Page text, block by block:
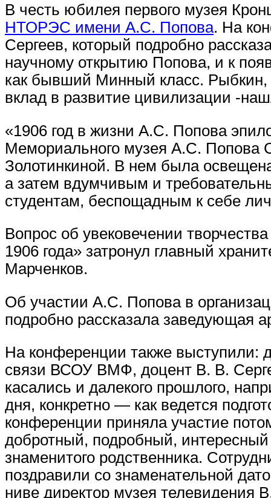
В честь юбилея первого музея
НТОРЭС имени А.С. Попова. На
Сергеев, который подробно
научному открытию Попова, и к
как бывший Минный класс. Рыбкин,
вклад в развитие цивилизации -
«1906 год в жизни А.С. Попова
Мемориального музея А.С. Попова
Золотинкиной. В нем была
а затем вдумчивым и
студентам, беспощадным к себе
Вопрос об увековечении
1906 года» затронул главный
Марченков.
Об участии А.С. Попова в
подробно рассказала заведующая
На конференции также
связи ВСОУ ВМФ, доцент В. В.
касались и далекого прошлого,
дня, конкретно — как ведется
конференции приняла участие
добротный, подробный,
знаменитого родственника.
поздравили со знаменательной
ниве директор музея телевидения